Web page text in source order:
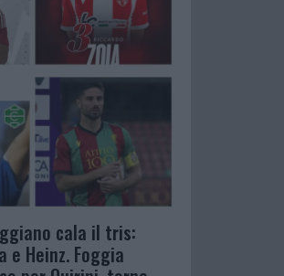
cala il tris:
e Heinz. Foggia